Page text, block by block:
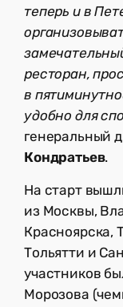
теперь и в
ресторан,
в
удобно для
генеральный
Кондратьев.
На старт
из Москвы,
Красноярска,
Тольятти и
участников
Морозова